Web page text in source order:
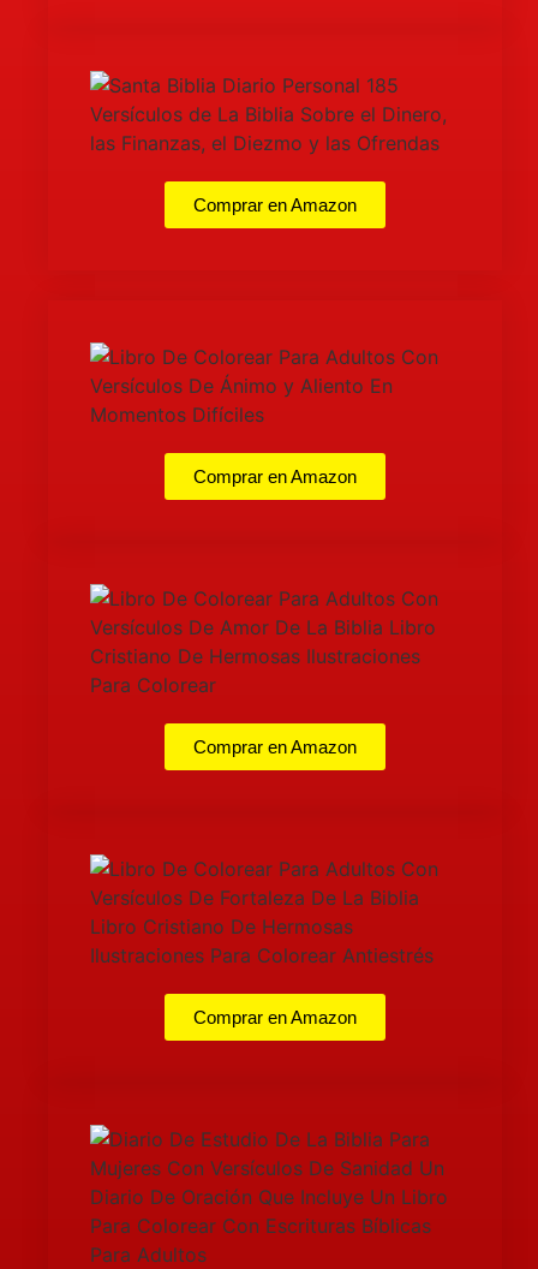
Comprar en Amazon
Comprar en Amazon
Comprar en Amazon
Comprar en Amazon